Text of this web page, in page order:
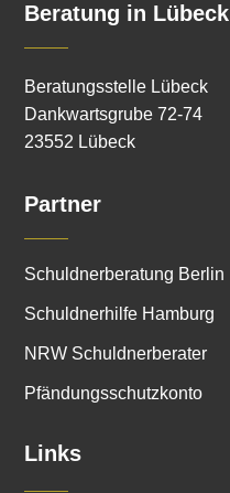
Beratung in Lübeck
Beratungsstelle Lübeck
Dankwartsgrube 72-74
23552 Lübeck
Partner
Schuldnerberatung Berlin
Schuldnerhilfe Hamburg
NRW Schuldnerberater
Pfändungsschutzkonto
Links